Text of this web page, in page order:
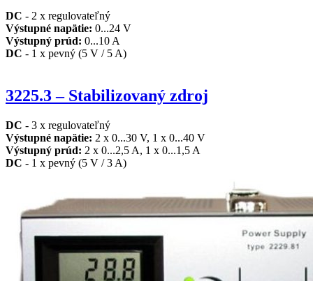
DC - 2 x regulovateľný
Výstupné napätie: 0...24 V
Výstupný prúd: 0...10 A
DC - 1 x pevný (5 V / 5 A)
3225.3 – Stabilizovaný zdroj
DC - 3 x regulovateľný
Výstupné napätie: 2 x 0...30 V, 1 x 0...40 V
Výstupný prúd: 2 x 0...2,5 A, 1 x 0...1,5 A
DC - 1 x pevný (5 V / 3 A)